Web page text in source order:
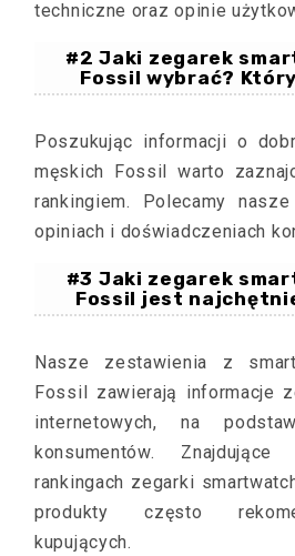
techniczne oraz opinie
#2 Jaki zegarek
Fossil wybrać?
Poszukując informacji o
męskich Fossil warto
rankingiem. Polecamy
opiniach i doświadczeniach
#3 Jaki zegarek
Fossil jest
Nasze zestawienia z
Fossil zawierają informacje
internetowych, na
konsumentów.
rankingach zegarki
produkty często
kupujących.